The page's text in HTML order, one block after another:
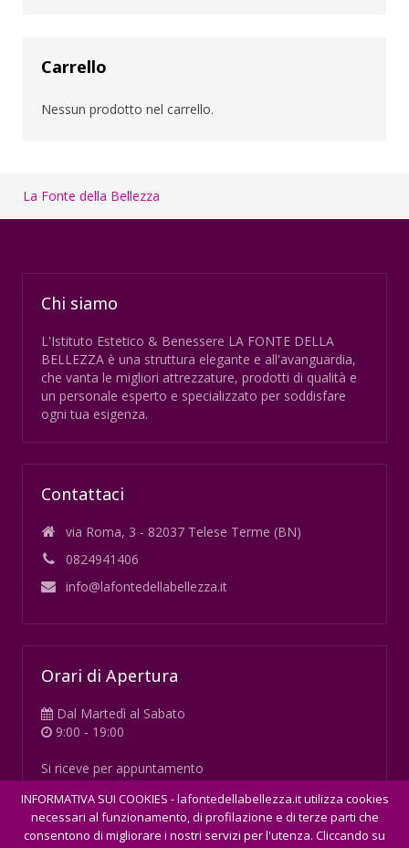
Carrello
Nessun prodotto nel carrello.
La Fonte della Bellezza
Chi siamo
L'Istituto Estetico & Benessere LA FONTE DELLA
BELLEZZA è una struttura elegante e all'avanguardia,
che vanta le migliori attrezzature, prodotti di qualità e
un personale esperto e specializzato per soddisfare
ogni tua esigenza.
Contattaci
via Roma, 3 - 82037 Telese Terme (BN)
0824941406
info@lafontedellabellezza.it
Orari di Apertura
Dal Martedì al Sabato
9:00 - 19:00
Si riceve per appuntamento
INFORMATIVA SUI COOKIES - lafontedellabellezza.it utilizza cookies
necessari al funzionamento, di profilazione e di terze parti che
consentono di migliorare i nostri servizi per l'utenza. Cliccando su